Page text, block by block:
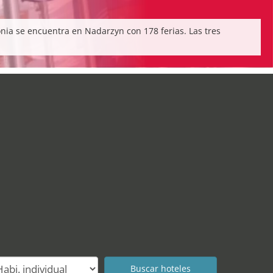
se encuentra en Nadarzyn con 178 ferias. Las tres